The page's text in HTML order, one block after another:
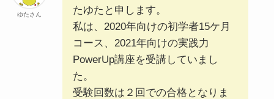
ゆたさん
たゆたと申します。
私は、2020年向けの初学者15ケ月
コース、2021年向けの実践力
PowerUp講座を受講していまし
た。
受験回数は２回での合格となりま